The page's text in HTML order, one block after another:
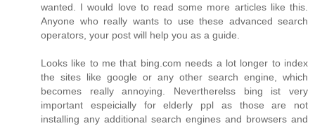
wanted. I would love to read some more articles like this.
Anyone who really wants to use these advanced search
operators, your post will help you as a guide.
Looks like to me that bing.com needs a lot longer to index
the sites like google or any other search engine, which
becomes really annoying. Nevertherelss bing ist very
important espeicially for elderly ppl as those are not
installing any additional search engines and browsers and